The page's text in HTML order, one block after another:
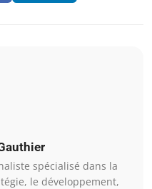
spécialisé dans la
le développement,